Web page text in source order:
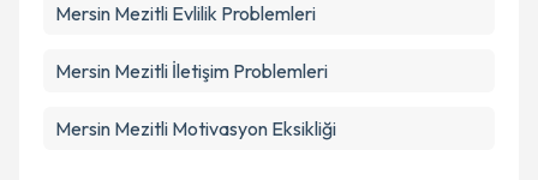
Mersin Mezitli Evlilik Problemleri
Mersin Mezitli İletişim Problemleri
Mersin Mezitli Motivasyon Eksikliği